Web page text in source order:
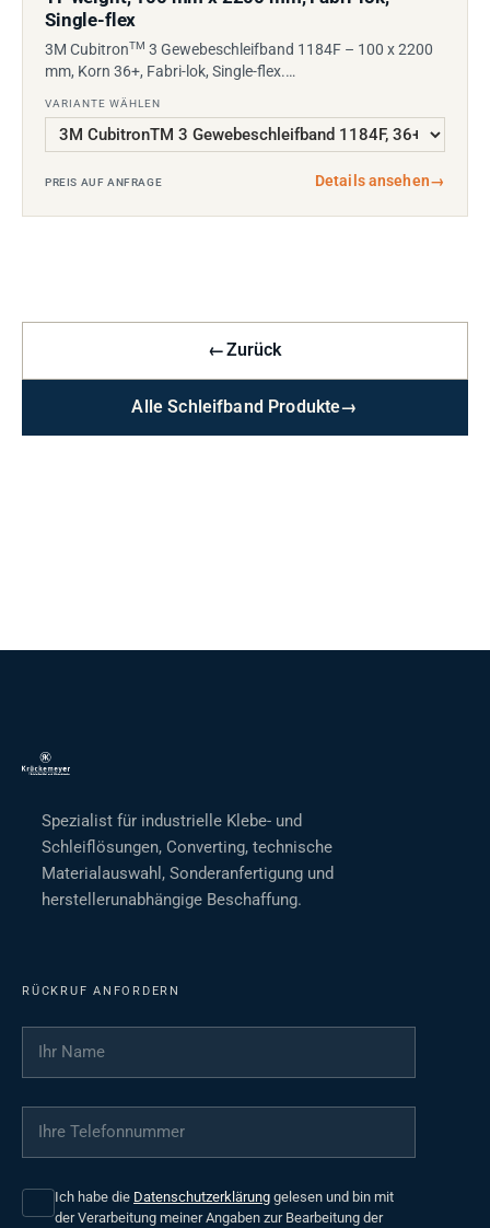
Single-flex
3M CubitronTM 3 Gewebeschleifband 1184F – 100 x 2200
mm, Korn 36+, Fabri-lok, Single-flex.…
VARIANTE WÄHLEN
PREIS AUF ANFRAGE Details ansehen→
←Zurück
Alle Schleifband Produkte→
Spezialist für industrielle Klebe- und
Schleiflösungen, Converting, technische
Materialauswahl, Sonderanfertigung und
herstellerunabhängige Beschaffung.
RÜCKRUF ANFORDERN
Ihr Name
Ihre Telefonnummer
Ich habe die Datenschutzerklärung gelesen und bin mit
der Verarbeitung meiner Angaben zur Bearbeitung der